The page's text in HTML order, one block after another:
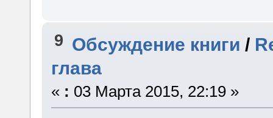
9 Обсуждение книги /
глава
« : 03 Марта 2015, 22:19 »